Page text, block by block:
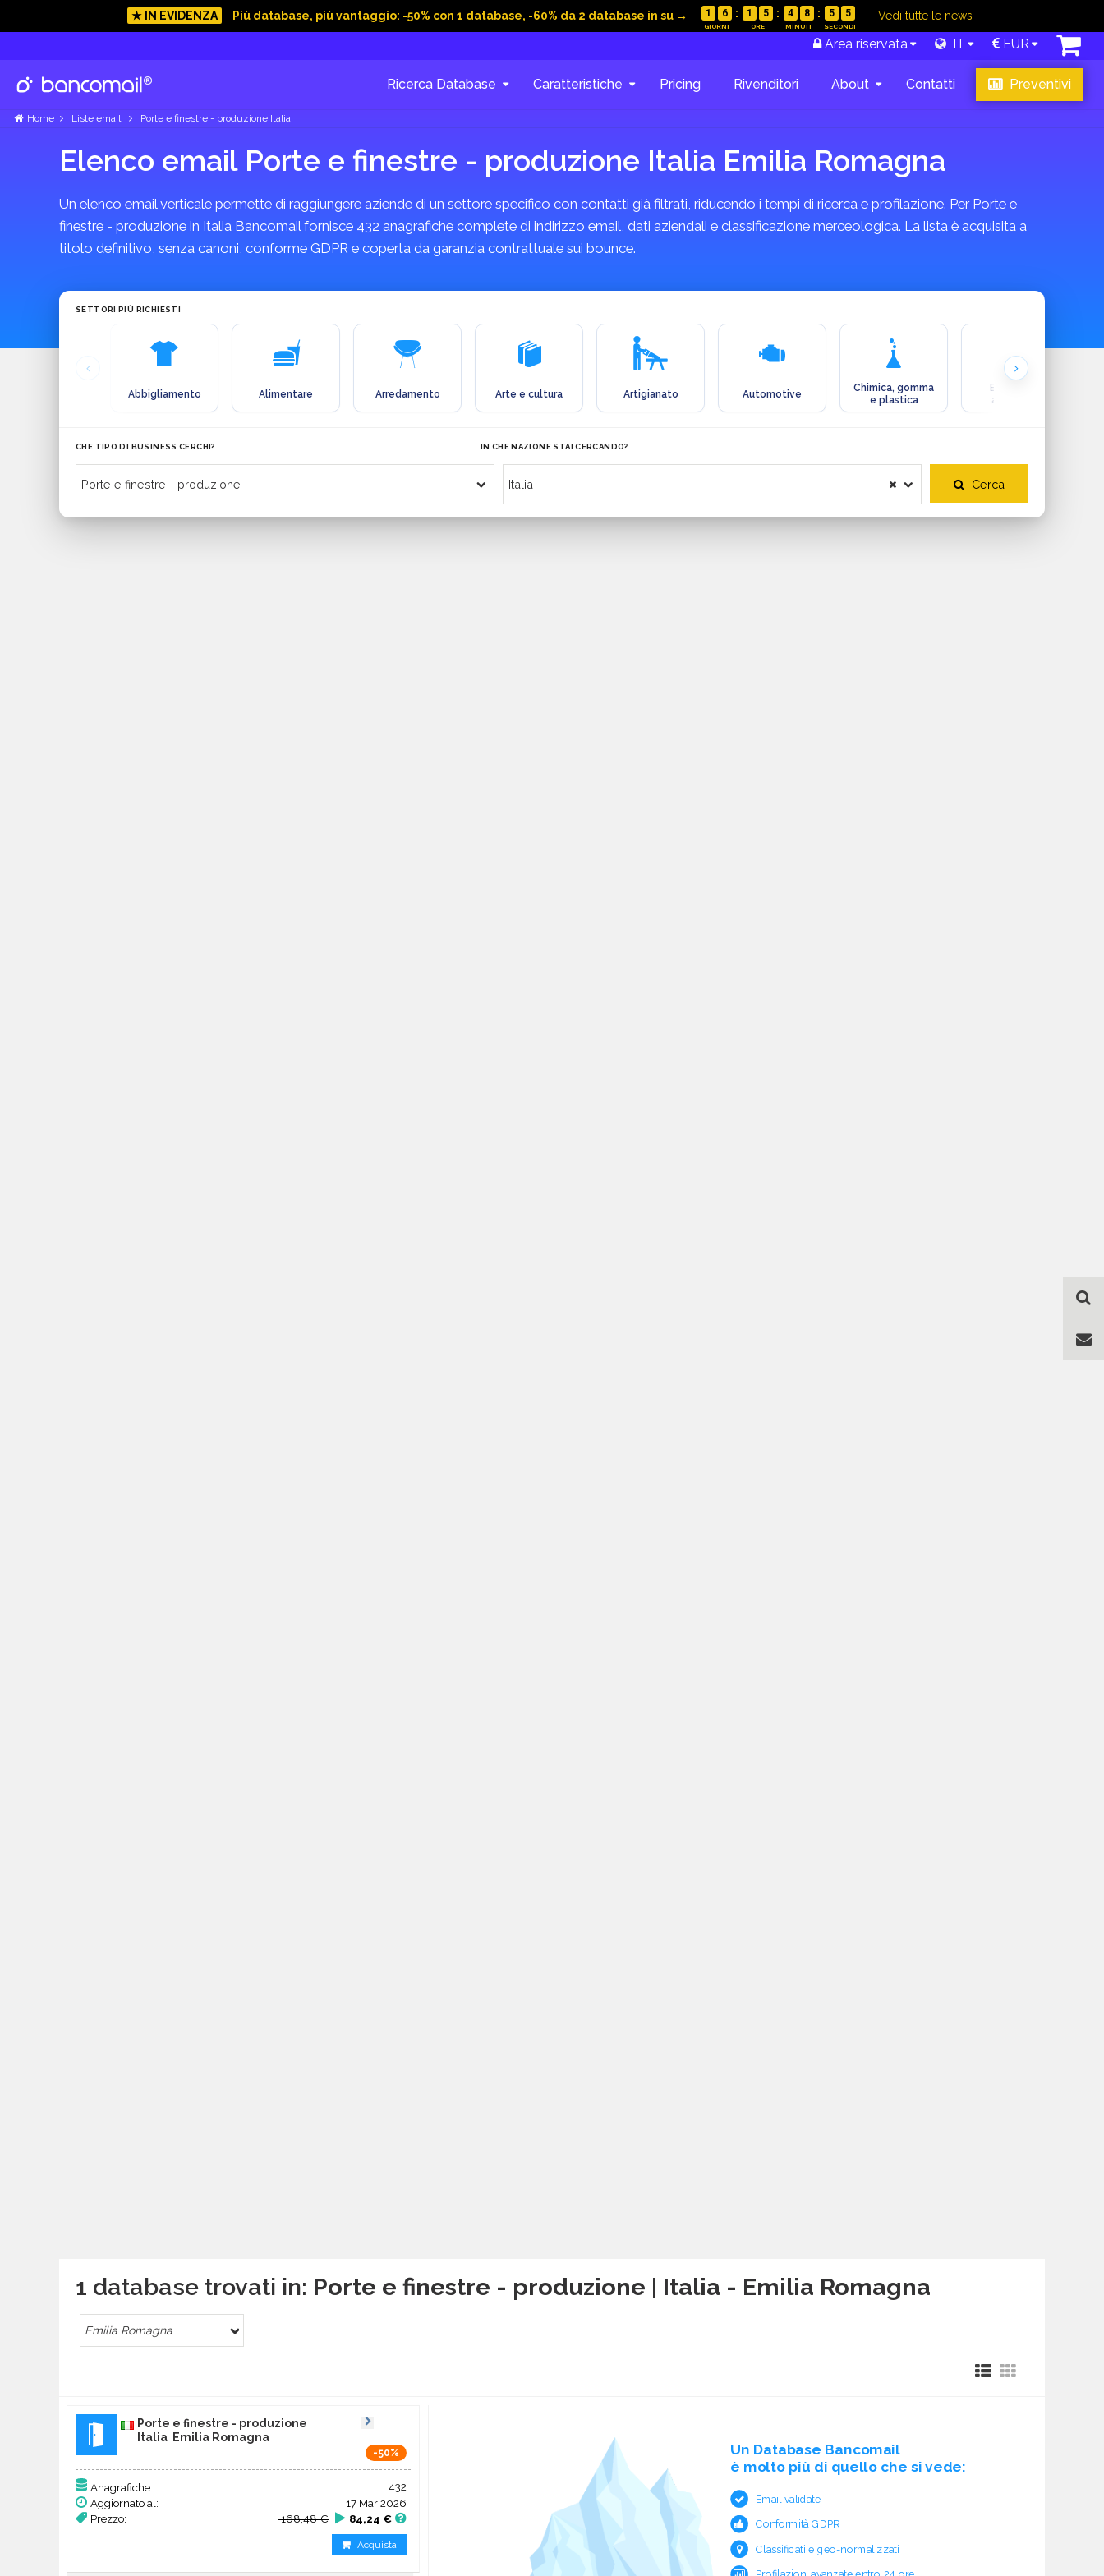
★ IN EVIDENZA Più database, più vantaggio: -50% con 1 database, -60% da 2 database in su → 1 6 1 5 4 8 5 4 Vedi tutte le news
Area riservata IT EUR
Ricerca Database Caratteristiche Pricing Rivenditori About Contatti Preventivi
Home Liste email Porte e finestre - produzione Italia
Elenco email Porte e finestre - produzione Italia Emilia Romagna
Un elenco email verticale permette di raggiungere aziende di un settore specifico con contatti già filtrati, riducendo i tempi di ricerca e profilazione. Per Porte e
finestre - produzione in Italia Bancomail fornisce 432 anagrafiche complete di indirizzo email, dati aziendali e classificazione merceologica. La lista è acquisita a
titolo definitivo, senza canoni, conforme GDPR e coperta da garanzia contrattuale sui bounce.
SETTORI PIÙ RICHIESTI
Abbigliamento Alimentare Arredamento Arte e cultura Artigianato Automotive
Chimica, gomma
e plastica
Ecologia e
ambiente
CHE TIPO DI BUSINESS CERCHI? IN CHE NAZIONE STAI CERCANDO?
Cerca
1 database trovati in: Porte e finestre - produzione | Italia - Emilia Romagna
Emilia Romagna
Porte e finestre - produzione
Italia Emilia Romagna
-50%
Anagrafiche:
432
Aggiornato al:
17 Mar 2026
Prezzo:
168,48 € 84,24 €
Acquista
Un Database Bancomail
è molto più di quello che si vede:
Email validate
Conformità GDPR
Classificati e geo-normalizzati